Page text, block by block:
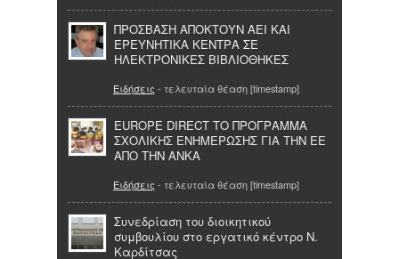
ΠΡΟΣΒΑΣΗ ΑΠΟΚΤΟΥΝ ΑΕΙ ΚΑΙ
ΕΡΕΥΝΗΤΙΚΑ ΚΕΝΤΡΑ ΣΕ
ΗΛΕΚΤΡΟΝΙΚΕΣ ΒΙΒΛΙΟΘΗΚΕΣ
Ειδήσεις - τελευταία θέαση [timestamp]
EUROPE DIRECT ΤΟ ΠΡΟΓΡΑΜΜΑ
ΣΧΟΛΙΚΗΣ ΕΝΗΜΕΡΩΣΗΣ ΓΙΑ ΤΗΝ ΕΕ
ΑΠΟ ΤΗΝ ΑΝΚΑ
Ειδήσεις - τελευταία θέαση [timestamp]
Συνεδρίαση του διοικητικού
συμβουλίου στο εργατικό κέντρο Ν.
Καρδίτσας